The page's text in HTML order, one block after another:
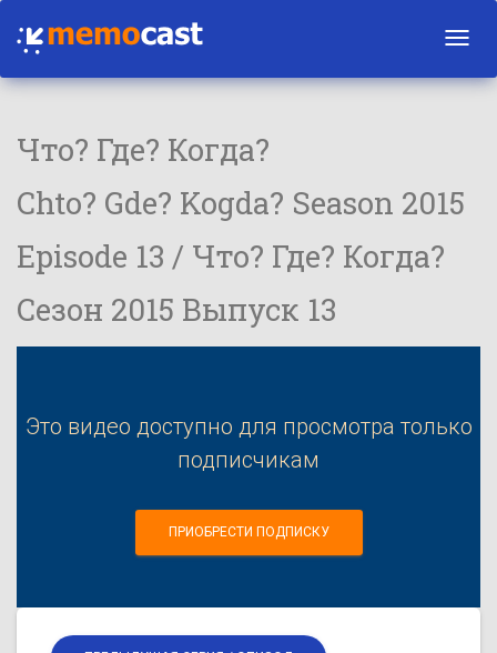
Что? Где? Когда?
Chto? Gde? Kogda? Season 2015
Episode 13 / Что? Где? Когда?
Сезон 2015 Выпуск 13
Это видео доступно для просмотра только
подписчикам
ПРИОБРЕСТИ ПОДПИСКУ